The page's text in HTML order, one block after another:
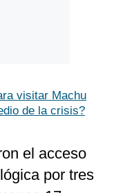
visitar Machu
de la crisis?
el acceso
por tres